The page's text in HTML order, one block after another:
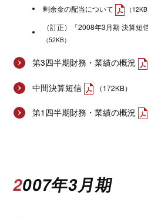
剰余金の配当について （12KB
（訂正）「2008年3月期 決算短
（52KB）
第3四半期財務・業績の概況
中間決算短信 （172KB）
第1四半期財務・業績の概況
2007年3月期